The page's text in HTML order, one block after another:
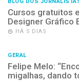
Cursos gratuitos
Designer Gráfico
HÁ 5 DIAS
GERAL
Felipe Melo:
migalhas, dando